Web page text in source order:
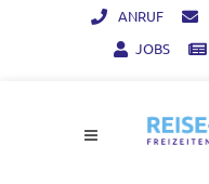
ANRUF
JOBS